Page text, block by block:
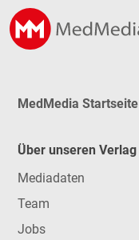
MedMedia Startseite
Über unseren Verlag
Mediadaten
Team
Jobs